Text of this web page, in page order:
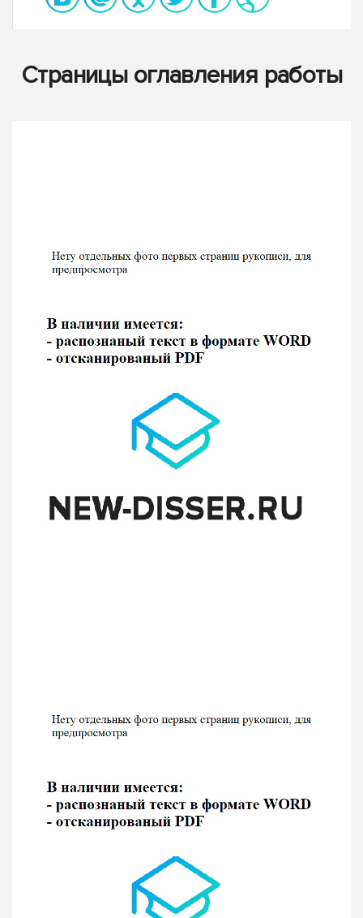
Страницы оглавления работы